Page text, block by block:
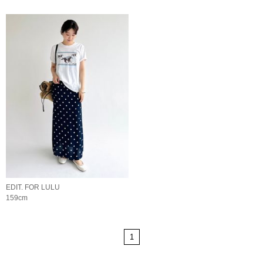
EDIT. FOR LULU
159cm
1